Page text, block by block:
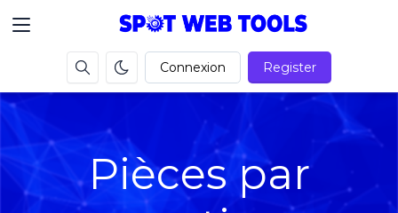
Connexion Register
Pièces par